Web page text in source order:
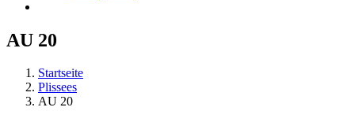
AU 20
Startseite
Plissees
AU 20